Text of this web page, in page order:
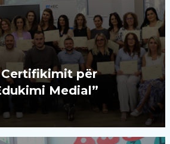
Certifikimit për
Medial”